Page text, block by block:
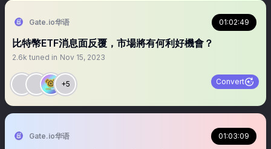
Gate.io华语 01:02:49
比特幣ETF消息面反覆，市場將有何利好機會？
2.6k tuned in Nov 15, 2023
+5 Convert
Gate.io华语 01:03:09